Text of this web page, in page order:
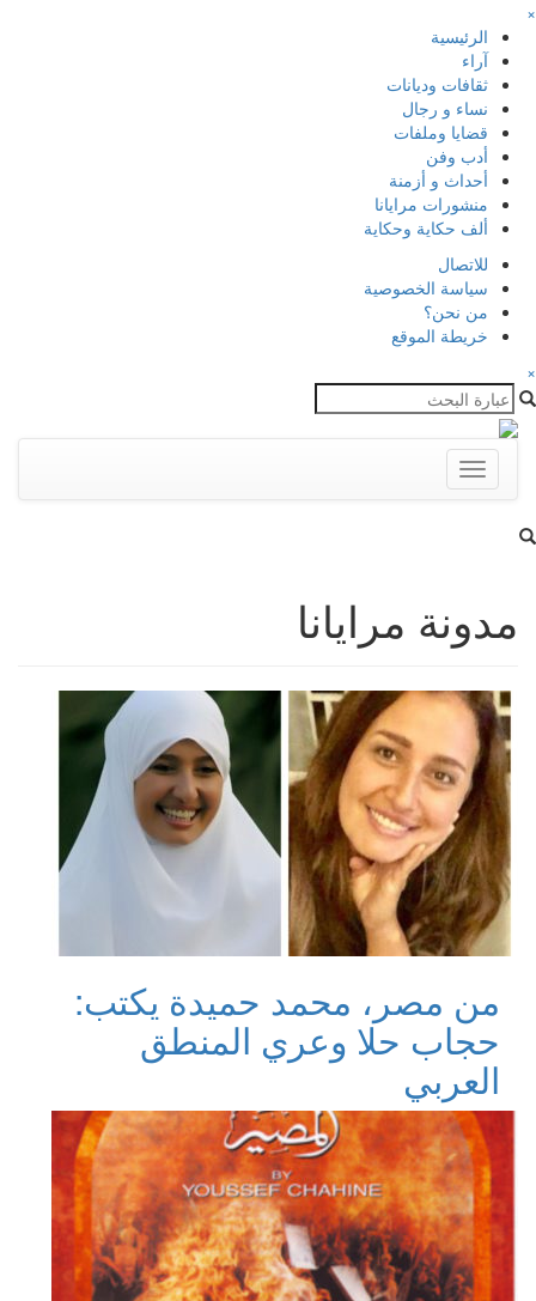
×
الرئيسية
آراء
ثقافات وديانات
نساء و رجال
قضايا وملفات
أدب وفن
أحداث و أزمنة
منشورات مرايانا
ألف حكاية وحكاية
للاتصال
سياسة الخصوصية
من نحن؟
خريطة الموقع
×
Toggle
navigation
مدونة مرايانا
من مصر، محمد حميدة يكتب:
حجاب حلا وعري المنطق
العربي